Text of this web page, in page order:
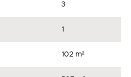
3
1
102 m²